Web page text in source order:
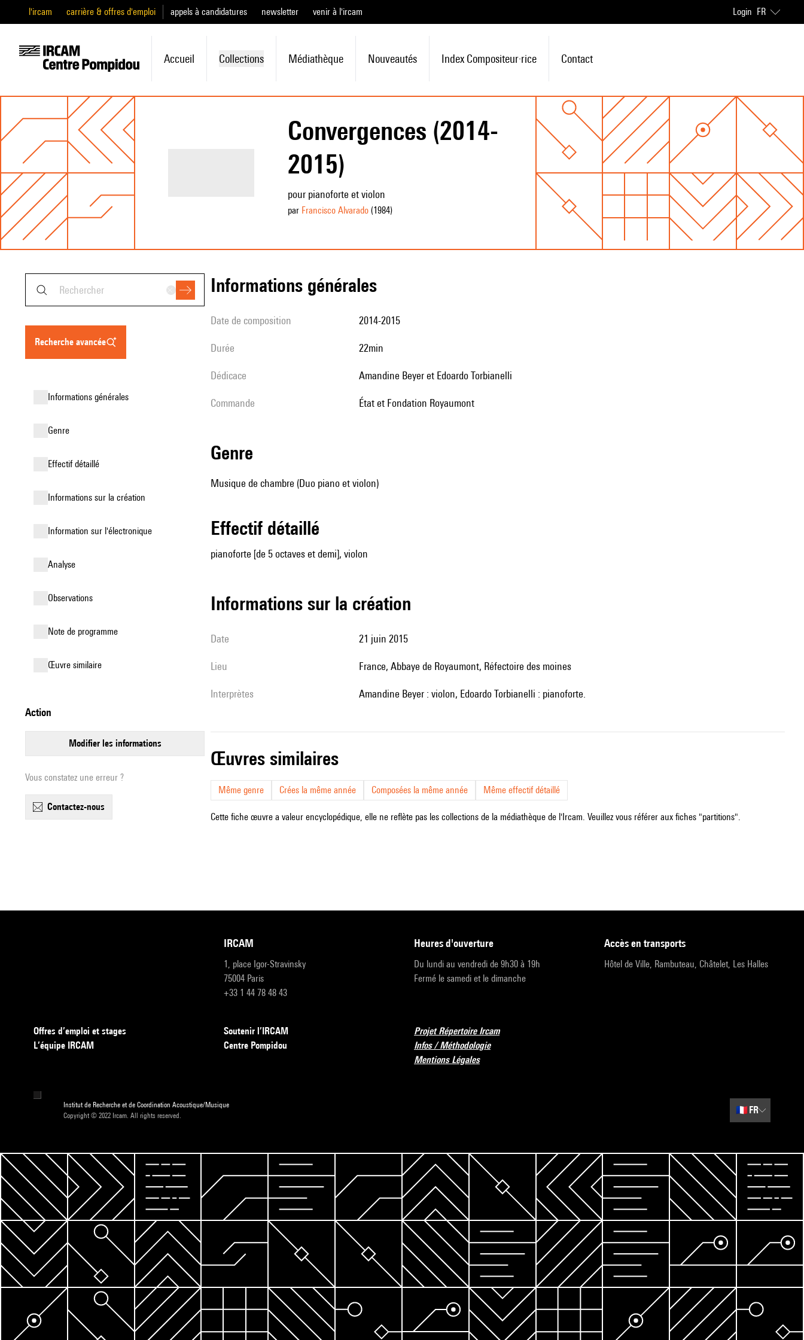
l'ircam carrière & offres d'emploi appels à candidatures newsletter venir à l'ircam Login FR
Accueil Collections Médiathèque Nouveautés Index Compositeur·rice Contact
Convergences (2014-
2015)
pour pianoforte et violon
par Francisco Alvarado(1984)
recherche avancée
informations générales
genre
effectif détaillé
informations sur la création
Information sur l'électronique
analyse
observations
Note de programme
œuvre similaire
action
modifier les informations
Vous constatez une erreur ?
contactez-nous
informations générales
date de composition 2014-2015
durée 22min
Dédicace Amandine Beyer et Edoardo Torbianelli
Commande État et Fondation Royaumont
genre
Musique de chambre (Duo piano et violon)
effectif détaillé
pianoforte [de 5 octaves et demi], violon
informations sur la création
date 21 juin 2015
lieu France, Abbaye de Royaumont, Réfectoire des moines
interprètes Amandine Beyer : violon, Edoardo Torbianelli : pianoforte.
œuvres similaires
Même genre Crées la même année Composées la même année Même effectif détaillé
Cette fiche œuvre a valeur encyclopédique, elle ne reflète pas les collections de la médiathèque de l'Ircam. Veuillez vous référer aux fiches "partitions".
IRCAM
1, place Igor-Stravinsky
75004 Paris
+33 1 44 78 48 43
heures d'ouverture
Du lundi au vendredi de 9h30 à 19h
Fermé le samedi et le dimanche
accès en transports
Hôtel de Ville, Rambuteau, Châtelet, Les Halles
Offres d’emploi et stages
L’équipe IRCAM
Soutenir l’IRCAM
Centre Pompidou
Projet Répertoire Ircam
Infos / Méthodologie
Mentions Légales
Institut de Recherche et de Coordination Acoustique/Musique
Copyright © 2022 Ircam. All rights reserved.
🇫🇷 FR